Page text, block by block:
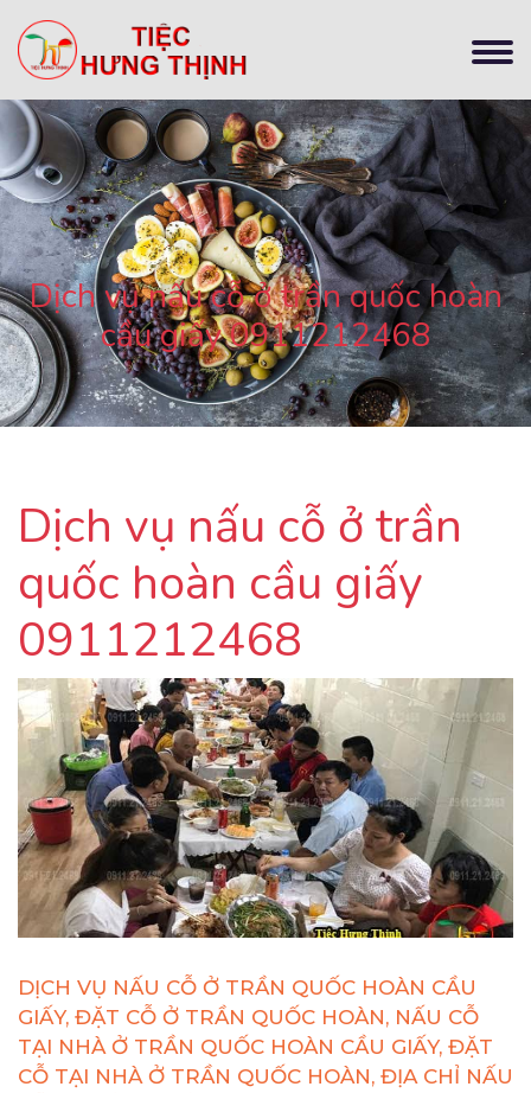
Dịch vụ nấu cỗ ở trần quốc hoàn
cầu giấy 0911212468
Dịch vụ nấu cỗ ở trần
quốc hoàn cầu giấy
0911212468
DỊCH VỤ NẤU CỖ Ở TRẦN QUỐC HOÀN CẦU
GIẤY, ĐẶT CỖ Ở TRẦN QUỐC HOÀN, NẤU CỖ
TẠI NHÀ Ở TRẦN QUỐC HOÀN CẦU GIẤY, ĐẶT
CỖ TẠI NHÀ Ở TRẦN QUỐC HOÀN, ĐỊA CHỈ NẤU